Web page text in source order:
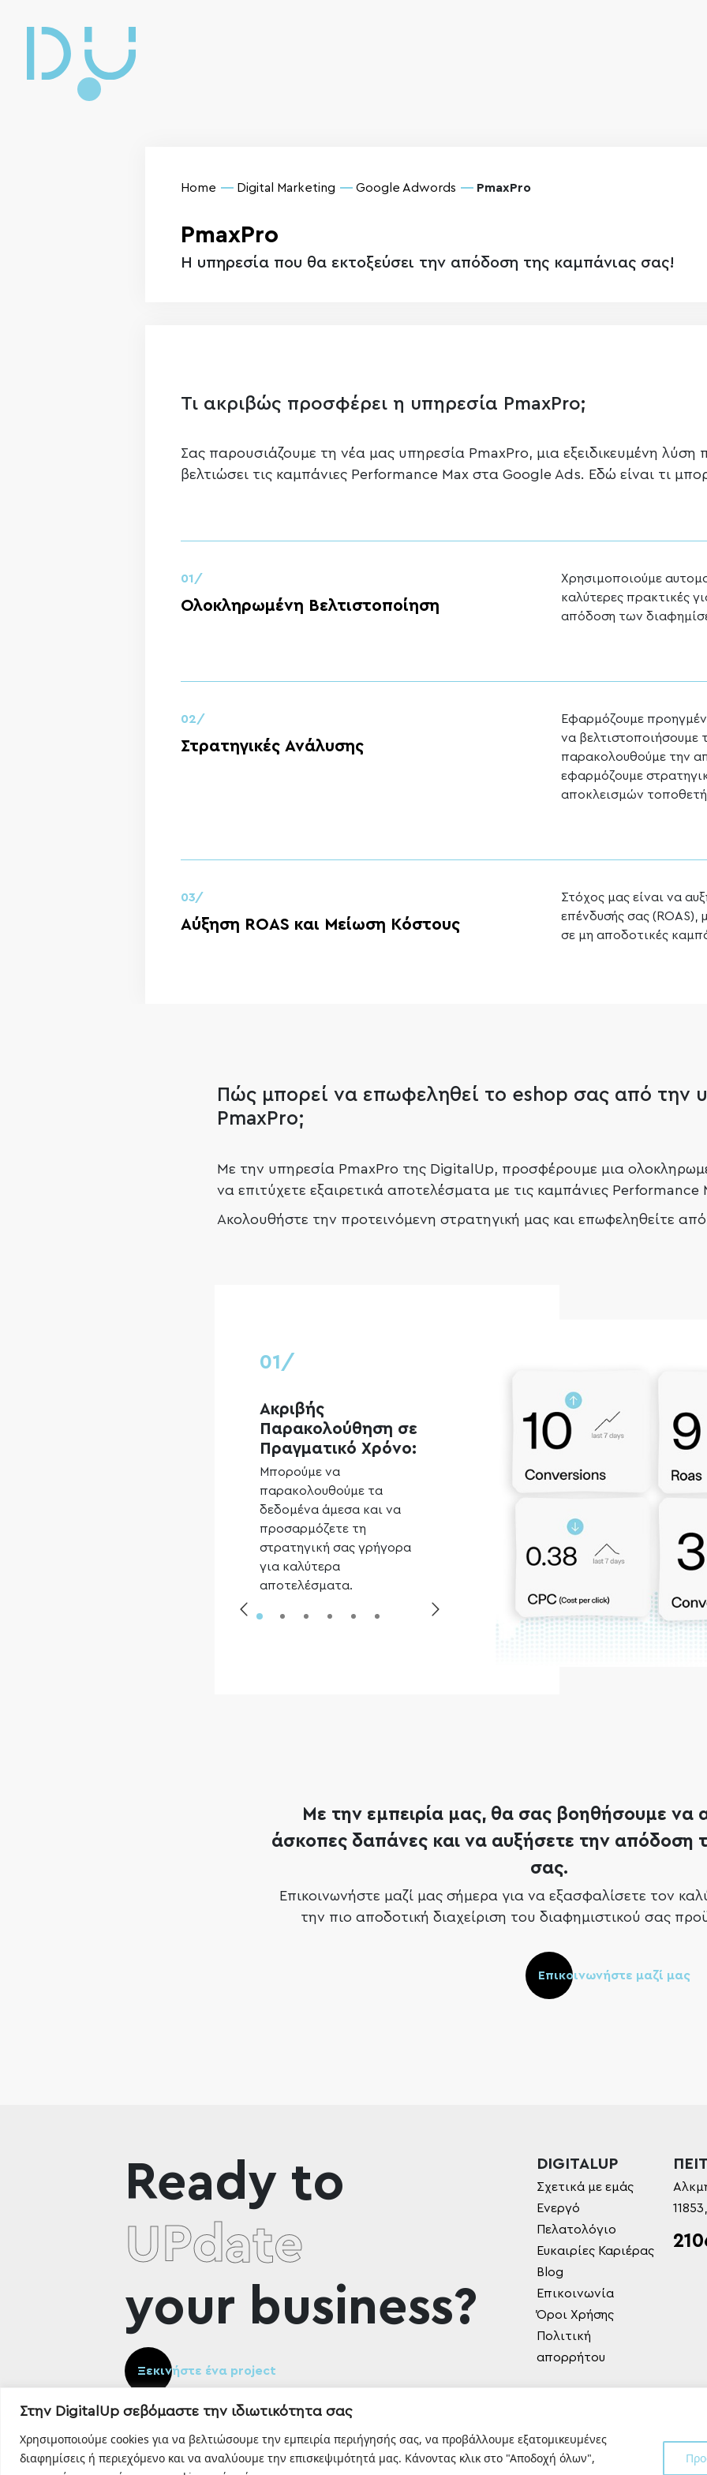
Στην DigitalUp σεβόμαστε την ιδιωτικότητα σας
Χρησιμοποιούμε cookies για να βελτιώσουμε την εμπειρία περιήγησής σας, να προβάλλουμε εξατομικευμένες
διαφημίσεις ή περιεχόμενο και να αναλύουμε την επισκεψιμότητά μας. Κάνοντας κλικ στο "Αποδοχή όλων",
Home Digital Marketing Google Adwords PmaxPro
PmaxPro
Η υπηρεσία που θα εκτοξεύσει την απόδοση της καμπάνιας σας!
Τι ακριβώς προσφέρει η υπηρεσία PmaxPro;
Σας παρουσιάζουμε τη νέα μας υπηρεσία PmaxPro, μια εξειδικευμένη λύση
βελτιώσει τις καμπάνιες Performance Max στα Google Ads. Εδώ είναι τι
01/
Ολοκληρωμένη Βελτιστοποίηση
Χρησιμοποιούμε
καλύτερες πρακτικές
απόδοση των
02/
Στρατηγικές Ανάλυσης
Εφαρμόζουμε
να βελτιστοποιήσουμε
παρακολουθούμε την
εφαρμόζουμε
αποκλεισμών
03/
Αύξηση ROAS και Μείωση Κόστους
Στόχος μας είναι να
επένδυσής σας
σε μη αποδοτικές
Πώς μπορεί να επωφεληθεί το eshop σας από την
PmaxPro;
Με την υπηρεσία PmaxPro της DigitalUp, προσφέρουμε μια
να επιτύχετε εξαιρετικά αποτελέσματα με τις καμπάνιες Performance
Ακολουθήστε την προτεινόμενη στρατηγική μας και επωφεληθείτε
01/
Ακριβής
Παρακολούθηση σε
Πραγματικό Χρόνο:
Μπορούμε να
παρακολουθούμε τα
δεδομένα άμεσα και να
προσαρμόζετε τη
στρατηγική σας γρήγορα
για καλύτερα
αποτελέσματα.
Δεδομένων για
Εύρεση Ευκαιριών:
Εκμεταλλευόμαστε τα
να κάνουμε στρατηγικές
αποφάσεις που ενισχύουν
την αποδοτικότητα των
Αύξηση
μέσω
πετύχετε
Με την εμπειρία μας, θα σας βοηθήσουμε να
άσκοπες δαπάνες και να αυξήσετε την απόδοση
σας.
Επικοινωνήστε μαζί μας σήμερα για να εξασφαλίσετε τον
την πιο αποδοτική διαχείριση του διαφημιστικού σας
Επικοινωνήστε μαζί μας
Ready to
UPdate
your business?
Ξεκινήστε ένα project
DIGITALUP
Σχετικά με εμάς
Ενεργό
Πελατολόγιο
Ευκαιρίες Καριέρας
Blog
Επικοινωνία
Όροι Χρήσης
Πολιτική
απορρήτου